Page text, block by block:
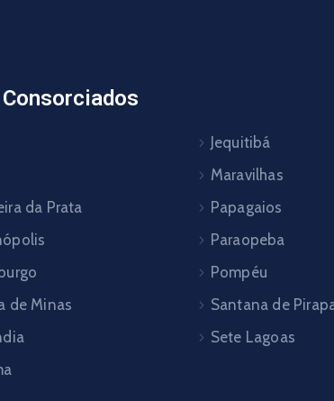
da Prata
de Minas
Jequitibá
Maravilhas
Papagaios
Paraopeba
Pompéu
Santana de
Sete Lagoas